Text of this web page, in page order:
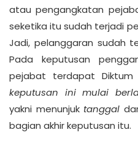
atau pengangkatan
seketika itu sudah terjadi
Jadi, pelanggaran sudah
Pada keputusan
pejabat terdapat Diktum
keputusan ini mulai
yakni menunjuk tanggal
bagian akhir keputusan itu.